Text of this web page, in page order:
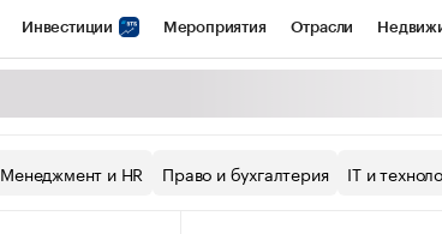
Инвестиции Мероприятия Отрасли
Конференции СПб Спецпроекты
Менеджмент и HR Право и бухгалтерия IT и